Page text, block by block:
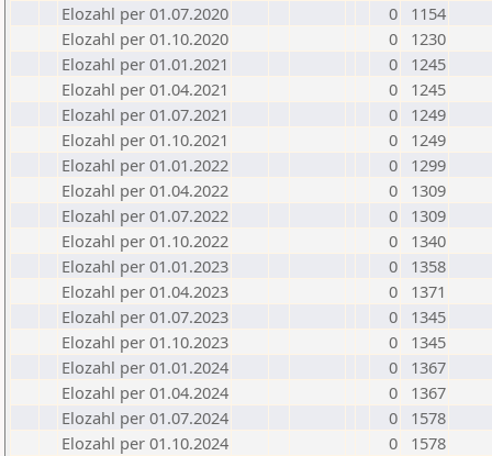
Elozahl per 01.07.2020
0
1154
Elozahl per 01.10.2020
0
1230
Elozahl per 01.01.2021
0
1245
Elozahl per 01.04.2021
0
1245
Elozahl per 01.07.2021
0
1249
Elozahl per 01.10.2021
0
1249
Elozahl per 01.01.2022
0
1299
Elozahl per 01.04.2022
0
1309
Elozahl per 01.07.2022
0
1309
Elozahl per 01.10.2022
0
1340
Elozahl per 01.01.2023
0
1358
Elozahl per 01.04.2023
0
1371
Elozahl per 01.07.2023
0
1345
Elozahl per 01.10.2023
0
1345
Elozahl per 01.01.2024
0
1367
Elozahl per 01.04.2024
0
1367
Elozahl per 01.07.2024
0
1578
Elozahl per 01.10.2024
0
1578